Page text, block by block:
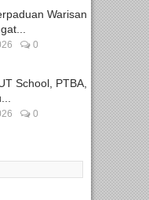
Warisan
0
School, PTBA,
0